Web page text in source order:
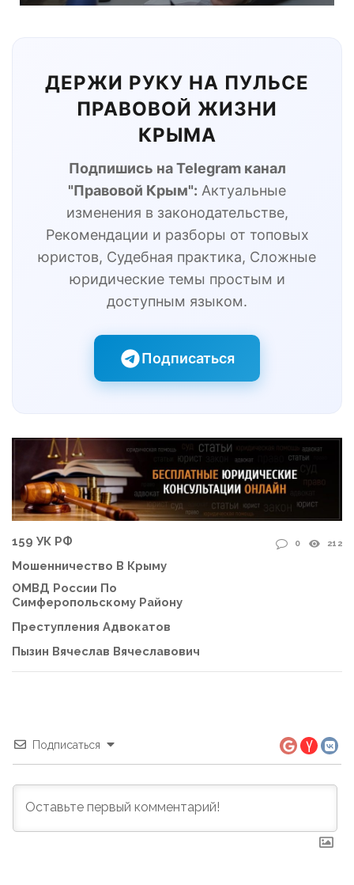
ДЕРЖИ РУКУ НА ПУЛЬСЕ
ПРАВОВОЙ ЖИЗНИ
КРЫМА
Подпишись на Telegram канал
"Правовой Крым": Актуальные
изменения в законодательстве,
Рекомендации и разборы от топовых
юристов, Судебная практика, Сложные
юридические темы простым и
доступным языком.
Подписаться
159 УК РФ
Мошенничество В Крыму
ОМВД России По
Симферопольскому Району
Преступления Адвокатов
Пызин Вячеслав Вячеславович
0 212
Подписаться